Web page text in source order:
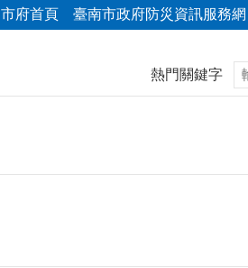
市府首頁 臺南市政府防災資訊服務網
熱門關鍵字